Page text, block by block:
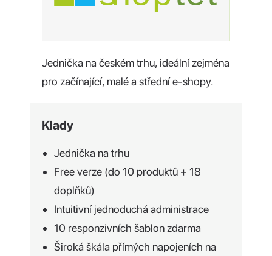
Jednička na českém trhu, ideální zejména
pro začínající, malé a střední e-shopy.
Klady
Jednička na trhu
Free verze (do 10 produktů + 18
doplňků)
Intuitivní jednoduchá administrace
10 responzivních šablon zdarma
Široká škála přímých napojeních na